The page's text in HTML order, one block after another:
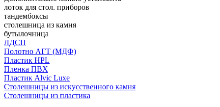
лоток для стол. приборов
тандембоксы
столешница из камня
бутылочница
ЛДСП
Полотно АГТ (МДФ)
Пластик HPL
Пленка ПВХ
Пластик Alvic Luxe
Столешницы из искусственного камня
Столешницы из пластика